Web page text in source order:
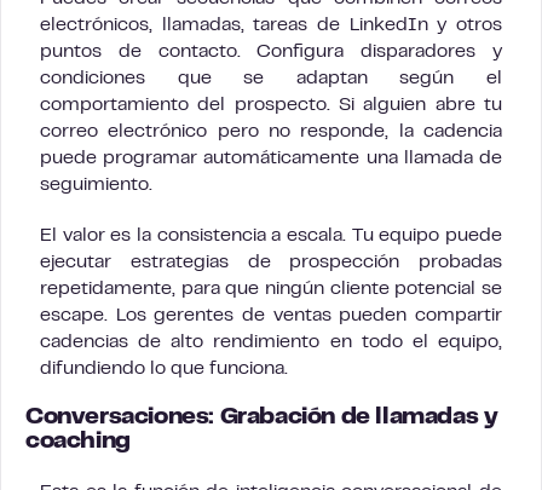
electrónicos, llamadas, tareas de LinkedIn y otros
puntos de contacto. Configura disparadores y
condiciones que se adaptan según el
comportamiento del prospecto. Si alguien abre tu
correo electrónico pero no responde, la cadencia
puede programar automáticamente una llamada de
seguimiento.
El valor es la consistencia a escala. Tu equipo puede
ejecutar estrategias de prospección probadas
repetidamente, para que ningún cliente potencial se
escape. Los gerentes de ventas pueden compartir
cadencias de alto rendimiento en todo el equipo,
difundiendo lo que funciona.
Conversaciones: Grabación de llamadas y
coaching